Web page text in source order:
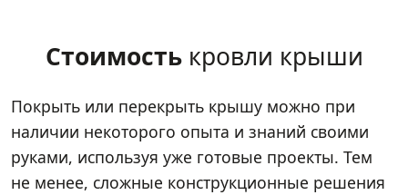
Стоимостькровли крыши
Покрыть или перекрыть крышу можно при
наличии некоторого опыта и знаний своими
руками, используя уже готовые проекты. Тем
не менее, сложные конструкционные решения